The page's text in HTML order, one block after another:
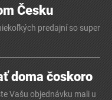
Česku
predajní so super
doma čoskoro
Vašu objednávku mali u